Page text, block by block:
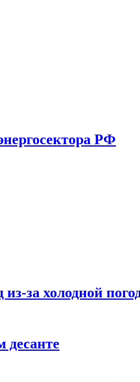
РФ
за холодной
десанте